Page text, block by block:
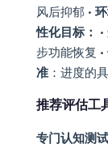
风后抑郁 •
性化目标： •
步功能恢复 •
准：进度的
推荐评估工
专门认知测试